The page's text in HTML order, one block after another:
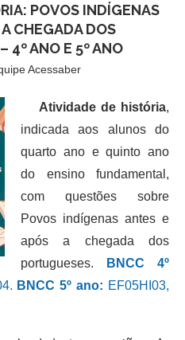
POVOS INDÍGENAS
CHEGADA DOS
4º ANO E 5º ANO
Acessaber
Atividade de história,
indicada aos alunos do
quarto ano e quinto ano
do ensino fundamental,
com questões sobre
Povos indígenas antes e
após a chegada dos
portugueses.
BNCC 4º
BNCC 5º ano: EF05HI03,